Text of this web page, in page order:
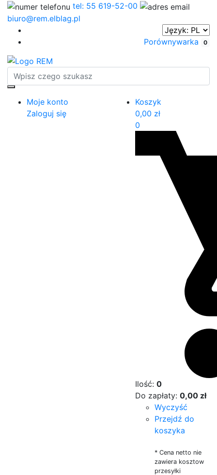
tel: 55 619-52-00
biuro@rem.elblag.pl
Porównywarka 0
Moje konto
Zaloguj się
Koszyk
0,00 zł
0
Ilość: 0
Do zapłaty: 0,00 zł
Wyczyść
Przejdź do
koszyka
* Cena netto nie
zawiera kosztow
przesyłki